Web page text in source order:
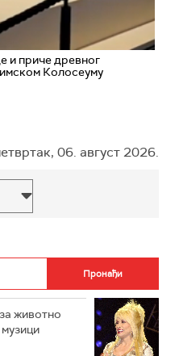
и приче древног
Колосеуму
06. август 2026.
животно